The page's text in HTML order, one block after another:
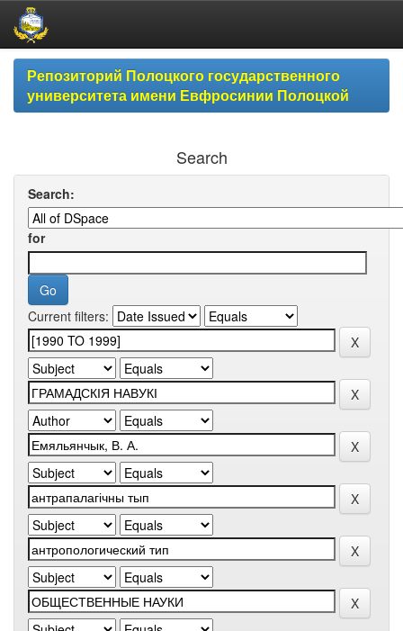
Skip
navigationРепозиторий Полоцкого государственного
университета имени Евфросинии Полоцкой
Search
Search:
for
Current filters: